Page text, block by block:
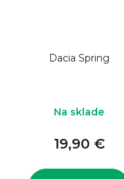
Dacia Spring
Na sklade
19,90 €